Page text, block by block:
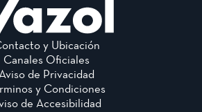
y Ubicación
Canales Oficiales
Aviso de Privacidad
y Condiciones
de Accesibilidad